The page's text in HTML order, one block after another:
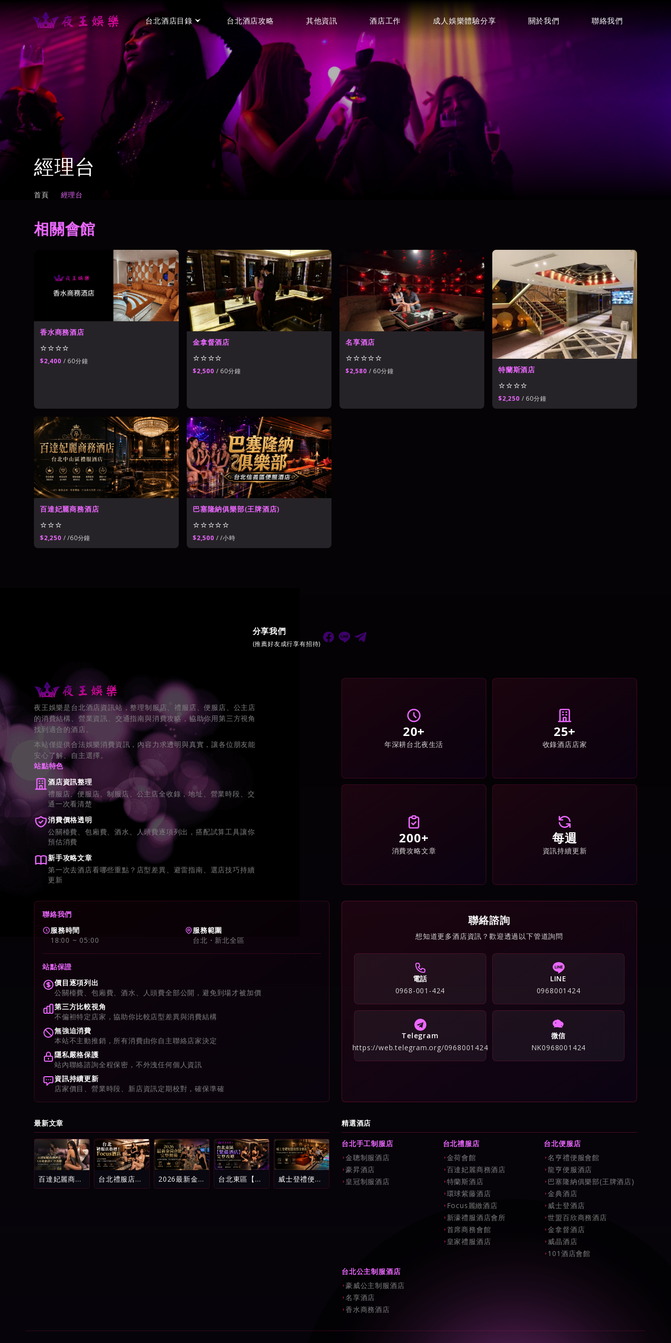
台北酒店目錄
台北手工制服店
豪昇酒店 皇冠制服酒店
⭐⭐⭐
→
金荷會館
⭐⭐⭐
特蘭斯酒店
⭐⭐⭐⭐
環球紫藤酒店
⭐⭐⭐ ⭐⭐⭐⭐
首席商務會館
⭐⭐⭐⭐
皇家禮服酒店
⭐⭐⭐⭐
世盟百欣商務酒店
⭐⭐⭐⭐
金拿督酒店
⭐⭐⭐⭐
威晶酒店
⭐⭐⭐⭐
101酒店會館
⭐⭐⭐⭐⭐
台北公主制服酒店 →
豪威公主制服酒店
⭐⭐⭐⭐
名享酒店 香水商務酒店
⭐⭐⭐⭐
台北酒店攻略 其他資訊 酒店工作 成人娛樂體驗分享 關於我們 聯絡我們
經理台
首頁 經理台
相關會館
香水商務酒店
⭐⭐⭐⭐
$2,400 / 60分鐘
金拿督酒店
⭐⭐⭐⭐
$2,500 / 60分鐘
名享酒店
⭐⭐⭐⭐⭐
$2,580 / 60分鐘 特蘭斯酒店
⭐⭐⭐⭐
$2,250 / 60分鐘
百達妃麗商務酒店
⭐⭐⭐
$2,250 / /60分鐘
巴塞隆納俱樂部(王牌酒店)
⭐⭐⭐⭐⭐
$2,500 / /小時
分享我們
(推薦好友成行享有招待)
夜王娛樂是台北酒店資訊站，整理制服店、禮服店、便服店、公主店
的消費結構、營業資訊、交通指南與消費攻略，協助你用第三方視角
找到適合的酒店。
本站僅提供合法娛樂消費資訊，內容力求透明與真實，讓各位朋友能
安心了解、自主選擇。
站點特色
酒店資訊整理
禮服店、便服店、制服店、公主店全收錄，地址、營業時段、交
通一次看清楚
消費價格透明
公關檯費、包廂費、酒水、人頭費逐項列出，搭配試算工具讓你
預估消費
新手攻略文章
第一次去酒店看哪些重點？店型差異、避雷指南、選店技巧持續
更新
20+
年深耕台北夜生活
25+
收錄酒店店家
200+
消費攻略文章
每週
資訊持續更新
聯絡我們
服務時間
18:00 ~ 05:00
服務範圍
台北・新北全區
站點保證
價目逐項列出
公關檯費、包廂費、酒水、人頭費全部公開，避免到場才被加價
第三方比較視角
不偏袒特定店家，協助你比較店型差異與消費結構
無強迫消費
本站不主動推銷，所有消費由你自主聯絡店家決定
隱私嚴格保護
站內聯絡諮詢全程保密，不外洩任何個人資訊
資訊持續更新
店家價目、營業時段、新店資訊定期校對，確保準確
聯絡諮詢
想知道更多酒店資訊？歡迎透過以下管道詢問
電話
0968-001-424
LINE
0968001424
Telegram
https://web.telegram.org/0968001424
微信
NK0968001424
最新文章
百達妃麗商務
酒店（百達酒
台北禮服店指
標！Focus酒
2026最新金
荷會館完整開
台北東區【紫
藤酒店】完整
威士登禮便服
會館全解析：
精選酒店
台北手工制服店
金聰制服酒店
豪昇酒店
皇冠制服酒店
台北禮服店
金荷會館
百達妃麗商務酒店
特蘭斯酒店
環球紫藤酒店
Focus麗緻酒店
新濠禮服酒店會所
首席商務會館
皇家禮服酒店
台北便服店
名亨禮便服會館
龍亨便服酒店
巴塞隆納俱樂部(王牌酒店)
金典酒店
威士登酒店
世盟百欣商務酒店
金拿督酒店
威晶酒店
101酒店會館
台北公主制服酒店
豪威公主制服酒店
名享酒店
香水商務酒店